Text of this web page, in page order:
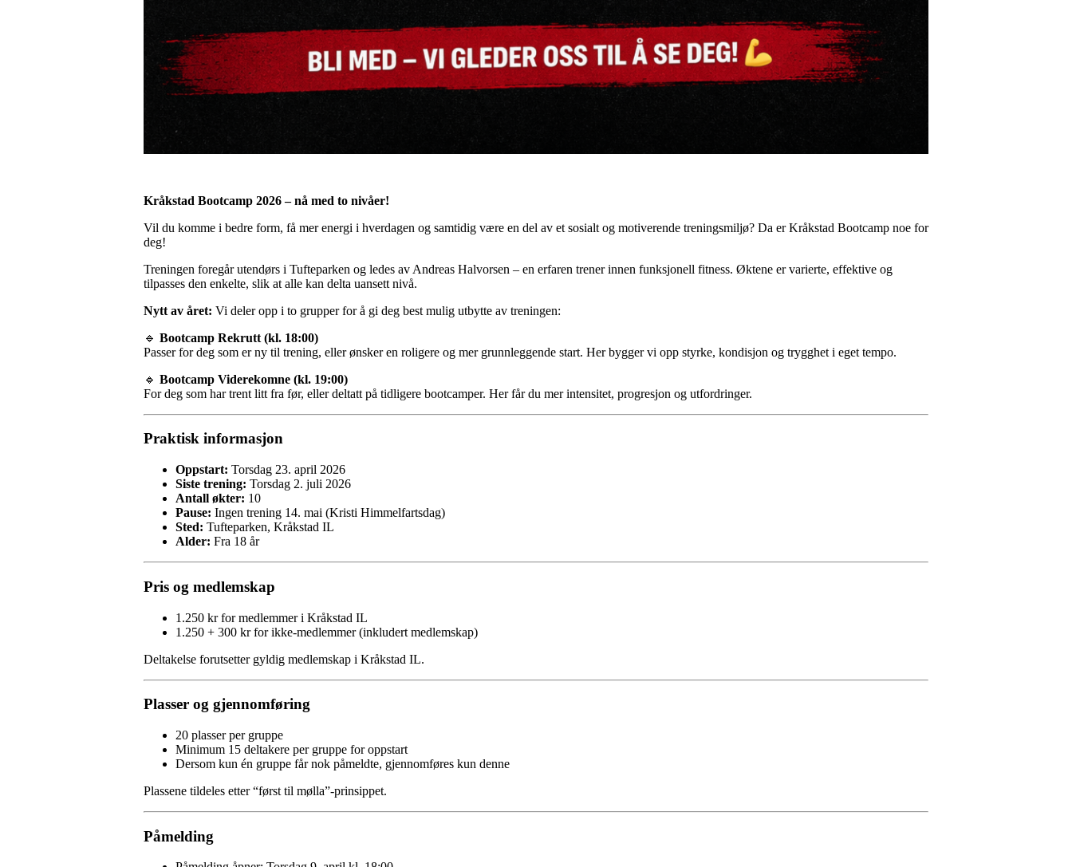
Kråkstad Bootcamp 2026 – nå med to nivåer!
Vil du komme i bedre form, få mer energi i hverdagen og samtidig være en del av et sosialt og motiverende treningsmiljø? Da er Kråkstad Bootcamp noe for
deg!
Treningen foregår utendørs i Tufteparken og ledes av Andreas Halvorsen – en erfaren trener innen funksjonell fitness. Øktene er varierte, effektive og
tilpasses den enkelte, slik at alle kan delta uansett nivå.
Nytt av året: Vi deler opp i to grupper for å gi deg best mulig utbytte av treningen:
🔹 Bootcamp Rekrutt (kl. 18:00)
Passer for deg som er ny til trening, eller ønsker en roligere og mer grunnleggende start. Her bygger vi opp styrke, kondisjon og trygghet i eget tempo.
🔹 Bootcamp Viderekomne (kl. 19:00)
For deg som har trent litt fra før, eller deltatt på tidligere bootcamper. Her får du mer intensitet, progresjon og utfordringer.
Praktisk informasjon
Oppstart: Torsdag 23. april 2026
Siste trening: Torsdag 2. juli 2026
Antall økter: 10
Pause: Ingen trening 14. mai (Kristi Himmelfartsdag)
Sted: Tufteparken, Kråkstad IL
Alder: Fra 18 år
Pris og medlemskap
1.250 kr for medlemmer i Kråkstad IL
1.250 + 300 kr for ikke-medlemmer (inkludert medlemskap)
Deltakelse forutsetter gyldig medlemskap i Kråkstad IL.
Plasser og gjennomføring
20 plasser per gruppe
Minimum 15 deltakere per gruppe for oppstart
Dersom kun én gruppe får nok påmeldte, gjennomføres kun denne
Plassene tildeles etter “først til mølla”-prinsippet.
Påmelding